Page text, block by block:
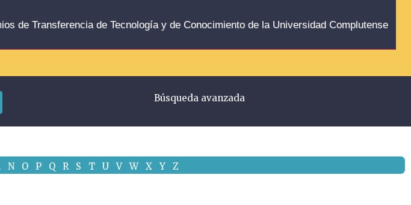
de Transferencia de Tecnología y de Conocimiento de la Universidad Complutense
Búsqueda avanzada
N O P Q R S T U V W X Y Z